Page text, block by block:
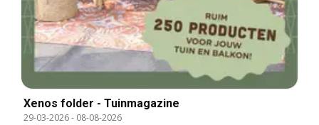
Xenos folder - Tuinmagazine
29-03-2026- 08-08-2026